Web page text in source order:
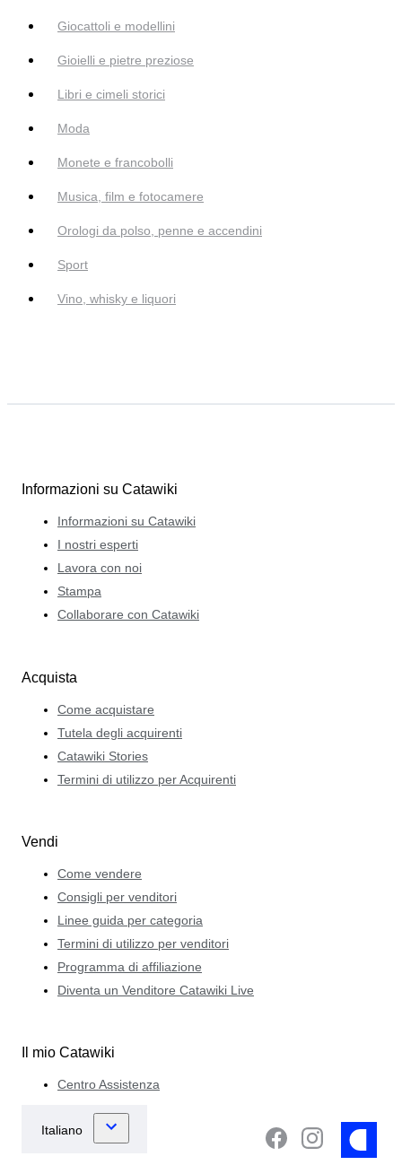
Giocattoli e modellini
Gioielli e pietre preziose
Libri e cimeli storici
Moda
Monete e francobolli
Musica, film e fotocamere
Orologi da polso, penne e accendini
Sport
Vino, whisky e liquori
Informazioni su Catawiki
Informazioni su Catawiki
I nostri esperti
Lavora con noi
Stampa
Collaborare con Catawiki
Acquista
Come acquistare
Tutela degli acquirenti
Catawiki Stories
Termini di utilizzo per Acquirenti
Vendi
Come vendere
Consigli per venditori
Linee guida per categoria
Termini di utilizzo per venditori
Programma di affiliazione
Diventa un Venditore Catawiki Live
Il mio Catawiki
Centro Assistenza